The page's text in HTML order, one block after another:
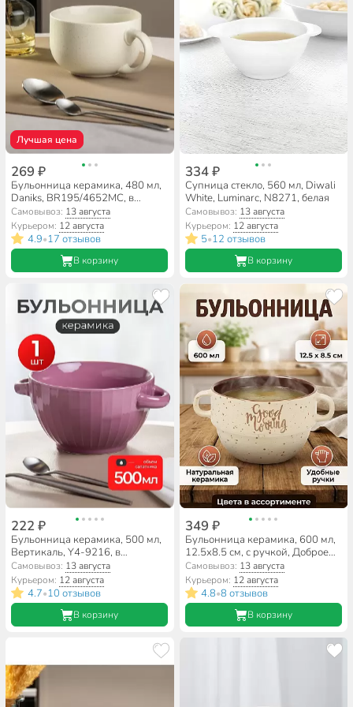
Лучшая цена
269 ₽
Бульонница керамика, 480 мл,
Daniks, BR195/4652MC, в
ассортименте
Самовывоз: 13 августа
Курьером: 12 августа
4.9•17 отзывов
В корзину
334 ₽
Супница стекло, 560 мл, Diwali
White, Luminarc, N8271, белая
Самовывоз: 13 августа
Курьером: 12 августа
5•12 отзывов
В корзину
222 ₽
Бульонница керамика, 500 мл,
Вертикаль, Y4-9216, в
ассортименте
Самовывоз: 13 августа
Курьером: 12 августа
4.7•10 отзывов
В корзину
349 ₽
Бульонница керамика, 600 мл,
12.5х8.5 см, с ручкой, Доброе
утро, Y4-9697, в ассортименте
Самовывоз: 13 августа
Курьером: 12 августа
4.8•8 отзывов
В корзину